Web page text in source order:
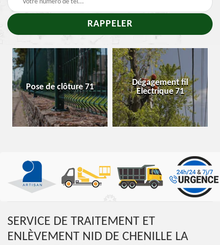
71
Dégagement fil
Electrique 71
Traitement et
Enlevement nid
chenille 71
SERVICE DE TRAITEMENT ET
ENLÈVEMENT NID DE CHENILLE LA